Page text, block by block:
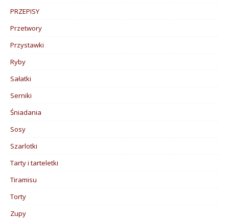
PRZEPISY
Przetwory
Przystawki
Ryby
Sałatki
Serniki
Śniadania
Sosy
Szarlotki
Tarty i tarteletki
Tiramisu
Torty
Zupy